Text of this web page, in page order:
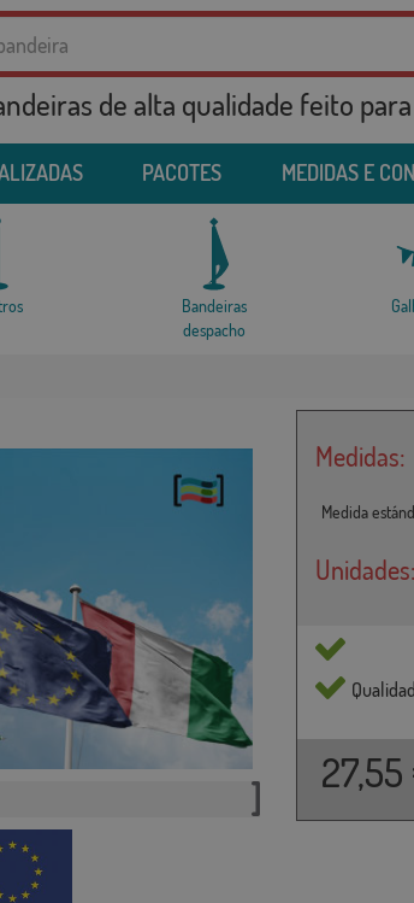
de alta qualidade feito
PACOTES MEDIDAS E
Bandeiras
despacho
Medidas:
Medida
Unidades:
27,55